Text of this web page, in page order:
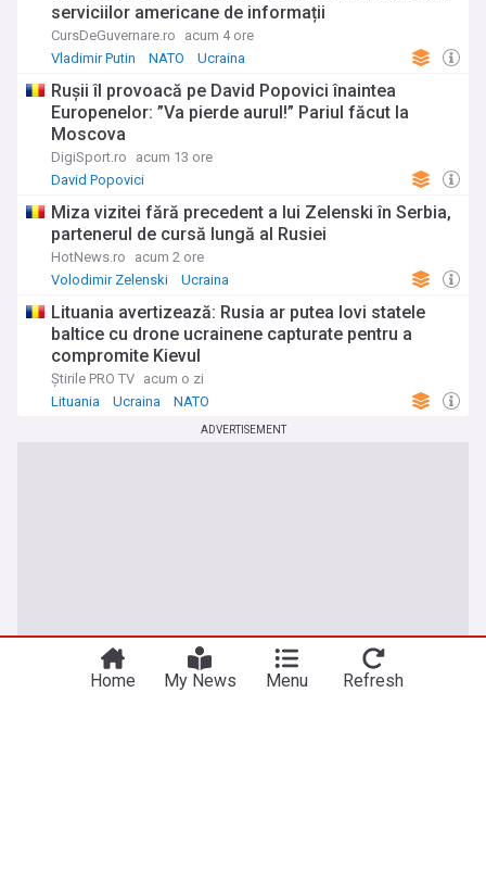
serviciilor americane de informații
CursDeGuvernare.ro
acum 4 ore
Vladimir Putin
NATO Ucraina
Rușii îl provoacă pe David Popovici înaintea
Europenelor: ”Va pierde aurul!” Pariul făcut la
Moscova
DigiSport.ro
acum 13 ore
David Popovici
Miza vizitei fără precedent a lui Zelenski în Serbia,
partenerul de cursă lungă al Rusiei
HotNews.ro
acum 2 ore
Volodimir Zelenski
Ucraina
Lituania avertizează: Rusia ar putea lovi statele
baltice cu drone ucrainene capturate pentru a
compromite Kievul
Știrile PRO TV acum o zi
Lituania
Ucraina NATO
ADVERTISEMENT
Home My News Menu Refresh